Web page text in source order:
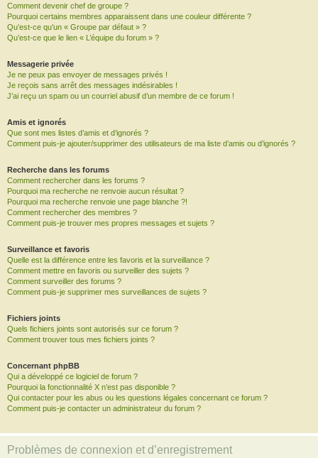
Comment devenir chef de groupe ?
Pourquoi certains membres apparaissent dans une couleur différente ?
Qu’est-ce qu’un « Groupe par défaut » ?
Qu’est-ce que le lien « L’équipe du forum » ?
Messagerie privée
Je ne peux pas envoyer de messages privés !
Je reçois sans arrêt des messages indésirables !
J’ai reçu un spam ou un courriel abusif d’un membre de ce forum !
Amis et ignorés
Que sont mes listes d’amis et d’ignorés ?
Comment puis-je ajouter/supprimer des utilisateurs de ma liste d’amis ou d’ignorés ?
Recherche dans les forums
Comment rechercher dans les forums ?
Pourquoi ma recherche ne renvoie aucun résultat ?
Pourquoi ma recherche renvoie une page blanche ?!
Comment rechercher des membres ?
Comment puis-je trouver mes propres messages et sujets ?
Surveillance et favoris
Quelle est la différence entre les favoris et la surveillance ?
Comment mettre en favoris ou surveiller des sujets ?
Comment surveiller des forums ?
Comment puis-je supprimer mes surveillances de sujets ?
Fichiers joints
Quels fichiers joints sont autorisés sur ce forum ?
Comment trouver tous mes fichiers joints ?
Concernant phpBB
Qui a développé ce logiciel de forum ?
Pourquoi la fonctionnalité X n’est pas disponible ?
Qui contacter pour les abus ou les questions légales concernant ce forum ?
Comment puis-je contacter un administrateur du forum ?
Problèmes de connexion et d’enregistrement